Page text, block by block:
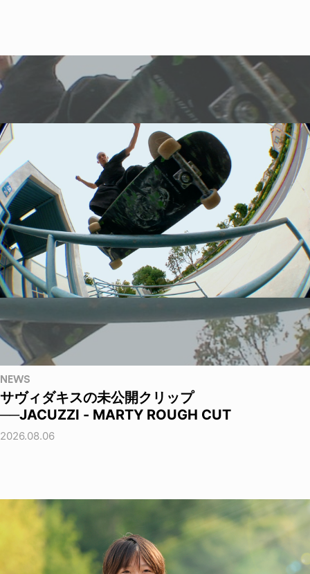
NEWS
サヴィダキスの未公開クリップ
──JACUZZI - MARTY ROUGH CUT
2026.08.06